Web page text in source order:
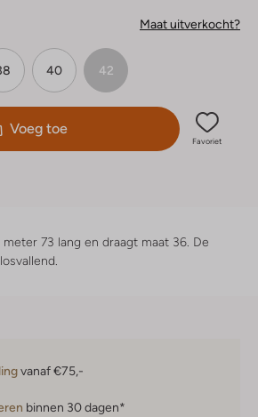
Maat uitverkocht?
40 42
Voeg toe
Favoriet
meter 73 lang en draagt maat 36. De
losvallend
vanaf €75,-
binnen 30 dagen*